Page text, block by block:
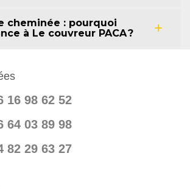
cheminée : pourquoi
à Le couvreur PACA ?
16 98 62 52
64 03 89 98
82 29 63 27